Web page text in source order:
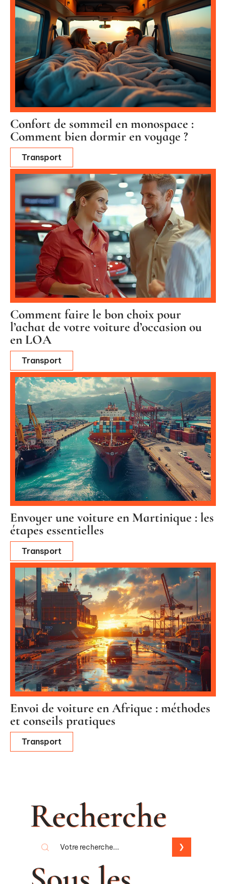
Confort de sommeil en monospace :
Comment bien dormir en voyage ?
Transport
Comment faire le bon choix pour
l’achat de votre voiture d’occasion ou
en LOA
Transport
Envoyer une voiture en Martinique : les
étapes essentielles
Transport
Envoi de voiture en Afrique : méthodes
et conseils pratiques
Transport
Recherche